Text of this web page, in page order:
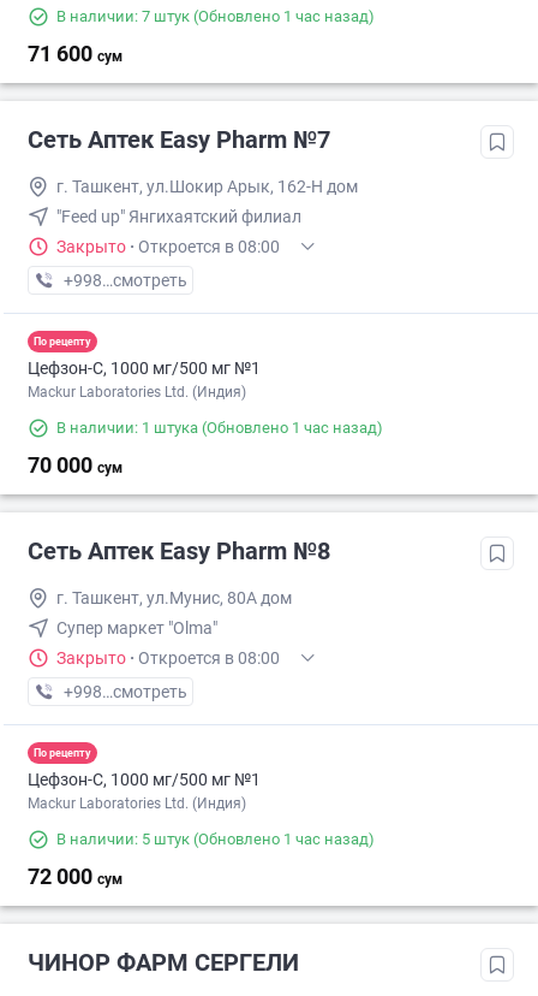
В наличии: 7 штук (Обновлено 1 час назад)
71 600 сум
Сеть Аптек Easy Pharm №7
г. Ташкент, ул.Шокир Арык, 162-Н дом
"Feed up" Янгихаятский филиал
Закрыто · Откроется в 08:00
+998 (95) XXX-XX-XX
смотреть
По рецепту
Цефзон-С, 1000 мг/500 мг №1
Mackur Laboratories Ltd. (Индия)
В наличии: 1 штука (Обновлено 1 час назад)
70 000 сум
Сеть Аптек Easy Pharm №8
г. Ташкент, ул.Мунис, 80А дом
Супер маркет "Olma"
Закрыто · Откроется в 08:00
+998 (70) XXX-XX-XX
смотреть
По рецепту
Цефзон-С, 1000 мг/500 мг №1
Mackur Laboratories Ltd. (Индия)
В наличии: 5 штук (Обновлено 1 час назад)
72 000 сум
ЧИНОР ФАРМ СЕРГЕЛИ